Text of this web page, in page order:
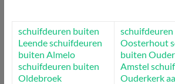
schuifdeuren buiten
Leendeschuifdeuren
buiten Almelo
schuifdeuren buiten
Oldebroek
Oosterhout
buiten
Amstel
Ouderkerk